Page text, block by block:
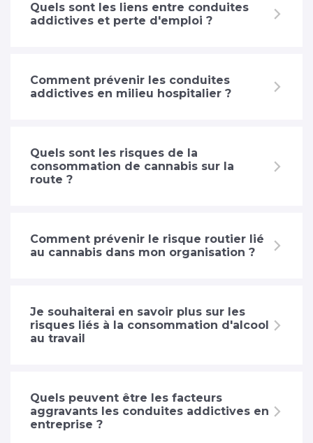
Quels sont les liens entre conduites
addictives et perte d'emploi ?
Comment prévenir les conduites
addictives en milieu hospitalier ?
Quels sont les risques de la
consommation de cannabis sur la
route ?
Comment prévenir le risque routier lié
au cannabis dans mon organisation ?
Je souhaiterai en savoir plus sur les
risques liés à la consommation d'alcool
au travail
Quels peuvent être les facteurs
aggravants les conduites addictives en
entreprise ?